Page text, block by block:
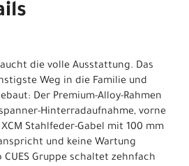
die volle Ausstattung. Das
Weg in die Familie und
Der Premium-Alloy-Rahmen
Hinterradaufnahme, vorne
Stahlfeder-Gabel mit 100 mm
und keine Wartung
Gruppe schaltet zehnfach